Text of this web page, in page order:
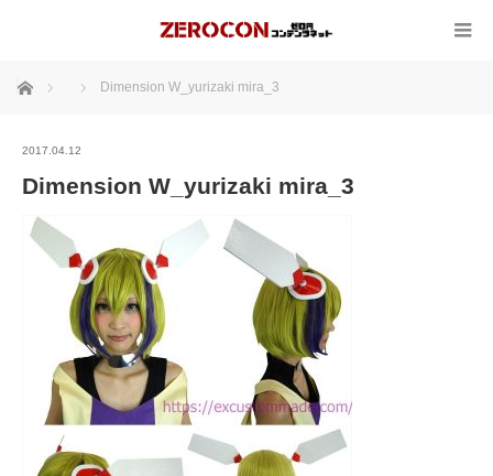
ホーム Dimension W_yurizaki mira_3
2017.04.12
Dimension W_yurizaki mira_3